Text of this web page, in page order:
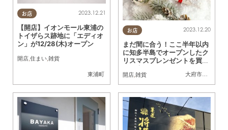
お店
東浦町
2023.12.21
【開店】イオンモール東浦の
トイザらス跡地に「エディオ
ン」が12/28(木)オープン
開店 住まい 雑貨
お店
大府市
,常滑市
2023.12.20
まだ間に合う！ここ半年以内
に知多半島でオープンしたク
リスマスプレンゼントを買え
開店,雑貨